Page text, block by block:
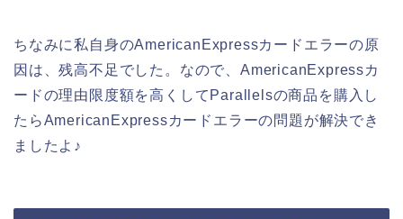
ちなみに私自身のAmericanExpressカードエラーの原
因は、残高不足でした。なので、AmericanExpressカ
ードの理由限度額を高くしてParallelsの商品を購入し
たらAmericanExpressカードエラーの問題が解決でき
ましたよ♪